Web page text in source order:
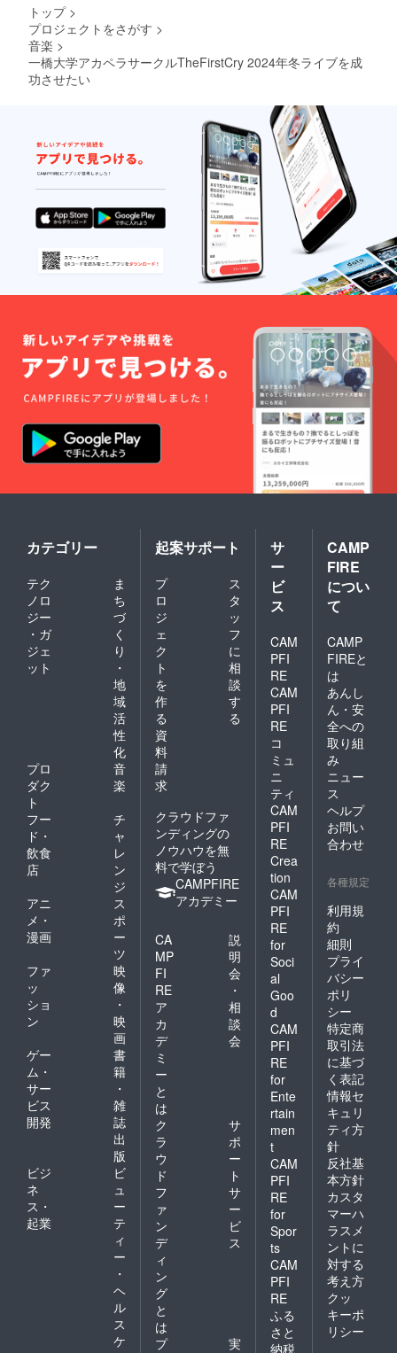
トップ >
プロジェクトをさがす >
音楽 >
一橋大学アカペラサークルTheFirstCry 2024年冬ライブを成
功させたい
カテゴリー
テク
ノロ
ジー
・ガ
ジェ
ット
ま
ち
づ
く
り
・
地
域
活
性
化
プロ
ダク
ト
音
楽
フー
ド・
飲食
店
チ
ャ
レ
ン
ジ
アニ
メ・
漫画
ス
ポ
ー
ツ
ファ
ッ
ショ
ン
映
像
・
映
画
ゲー
ム・
サー
ビス
開発
書
籍
・
雑
誌
出
版
ビジ
ネ
ス・
起業
ビ
ュ
ー
テ
ィ
ー
・
ヘ
ル
ス
ケ
起案サポート
プ
ロ
ジ
ェ
ク
ト
を
作
る
ス
タ
ッ
フ
に
相
談
す
る
資
料
請
求
クラウドファ
ンディングの
ノウハウを無
料で学ぼう
CAMPFIRE
アカデミー
CA
MP
FI
RE
ア
カ
デ
ミ
ー
と
は
説
明
会
・
相
談
会
ク
ラ
ウ
ド
フ
ァ
ン
デ
ィ
ン
グ
と
は
サ
ポ
ー
ト
サ
ー
ビ
ス
プ
実
サ
ー
ビ
ス
CAM
PFI
RE
CAM
PFI
RE
コ
ミュ
ニ
ティ
CAM
PFI
RE
Crea
tion
CAM
PFI
RE
for
Soci
al
Goo
d
CAM
PFI
RE
for
Ente
rtain
men
t
CAM
PFI
RE
for
Spor
ts
CAM
PFI
RE
ふる
さと
納税
CAMP
FIRE
につい
て
CAMP
FIREと
は
あんし
ん・安
全への
取り組
み
ニュー
ス
ヘルプ
お問い
合わせ
各種規定
利用規
約
細則
プライ
バシー
ポリ
シー
特定商
取引法
に基づ
く表記
情報セ
キュリ
ティ方
針
反社基
本方針
カスタ
マーハ
ラスメ
ントに
対する
考え方
クッ
キーポ
リシー